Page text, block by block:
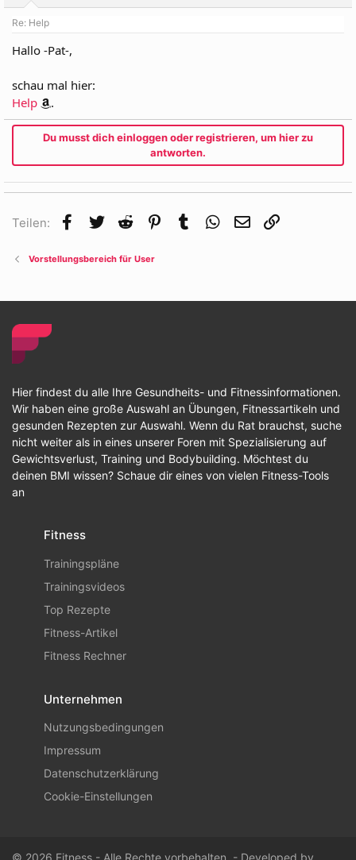
Re: Help
Hallo -Pat-,
schau mal hier:
Help
.
Du musst dich einloggen oder registrieren, um hier zu
antworten.
Teilen: Facebook
Twitter Reddit Pinterest
Tumblr WhatsApp
E-Mail
Vorstellungsbereich für User
Hier findest du alle Ihre Gesundheits- und Fitnessinformationen.
Wir haben eine große Auswahl an Übungen, Fitnessartikeln und
gesunden Rezepten zur Auswahl. Wenn du Rat brauchst, suche
nicht weiter als in eines unserer Foren mit Spezialisierung auf
Gewichtsverlust, Training und Bodybuilding. Möchtest du
deinen BMI wissen? Schaue dir eines von vielen Fitness-Tools
an
Fitness
Trainingspläne
Trainingsvideos
Top Rezepte
Fitness-Artikel
Fitness Rechner
Unternehmen
Nutzungsbedingungen
Impressum
Datenschutzerklärung
Cookie-Einstellungen
© 2026 Fitness - Alle Rechte vorbehalten. - Developed by